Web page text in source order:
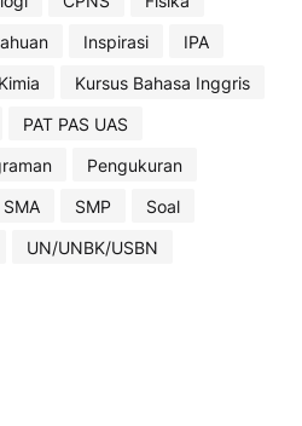
Inspirasi
IPA
Kimia
Kursus Bahasa Inggris
PAT PAS UAS
Pengukuran
SMA SMP
Soal
UN/UNBK/USBN